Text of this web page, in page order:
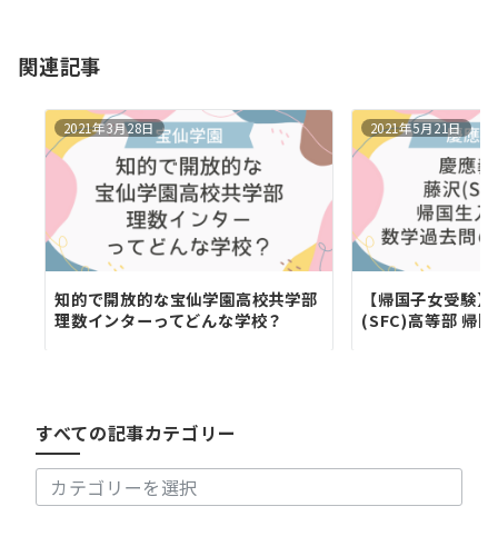
ン
関連記事
2021年3月28日
知的で開放的な宝仙学園高校共学部
理数インターってどんな学校？
2021年5月21日
【帰国子女受験
(SFC)高等部 帰
すべての記事カテゴリー
す
記
事